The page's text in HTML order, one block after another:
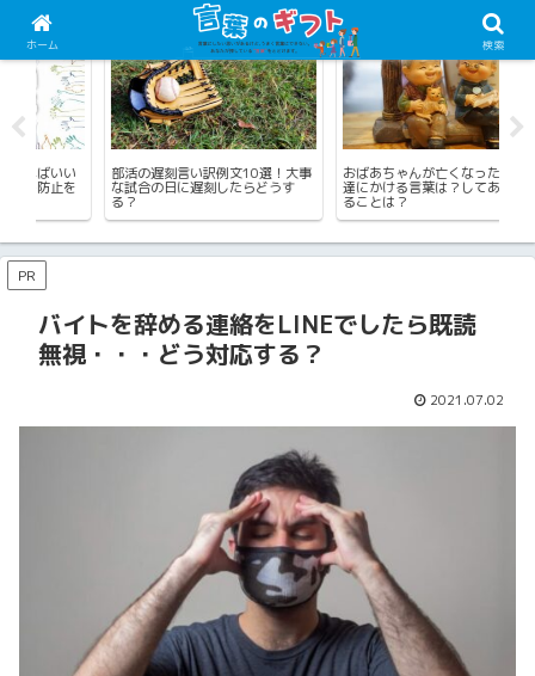
スポーツの言葉
部活の遅刻言い訳例文10選！大事
な試合の日に遅刻したらどうす
癒やしや励ましの言葉
おばあちゃんが亡くなった時に友
達にかける言葉は？してあげられ
PR
バイトを辞める連絡をLINEでしたら既読
無視・・・どう対応する？
2021.07.02
ホーム 検索